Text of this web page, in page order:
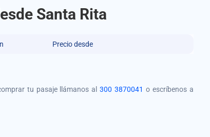
Santa Rita
Precio desde
tu pasaje llámanos al300 3870041 o escríbenos a